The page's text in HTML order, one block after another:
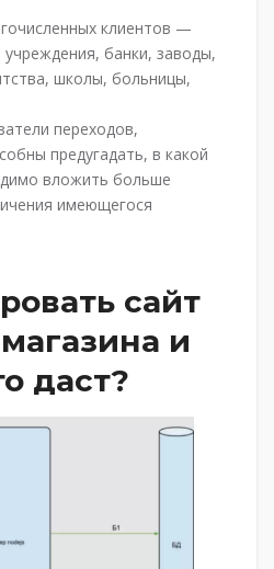
клиентов —
учреждения, банки, заводы,
школы, больницы,
переходов,
предугадать, в какой
вложить больше
имеющегося
сайт
и
даст?